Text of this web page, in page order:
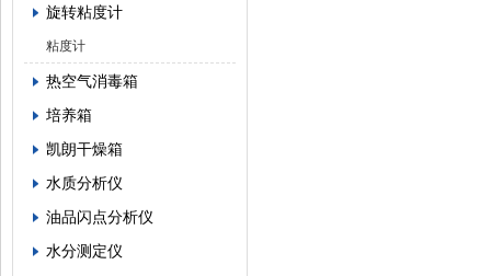
旋转粘度计
粘度计
热空气消毒箱
培养箱
凯朗干燥箱
水质分析仪
油品闪点分析仪
水分测定仪